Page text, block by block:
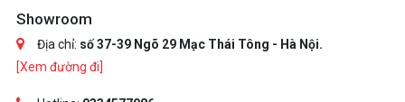
Showroom
Địa chỉ: số 37-39 Ngõ 29 Mạc Thái Tông - Hà Nội.
[Xem đường đi]